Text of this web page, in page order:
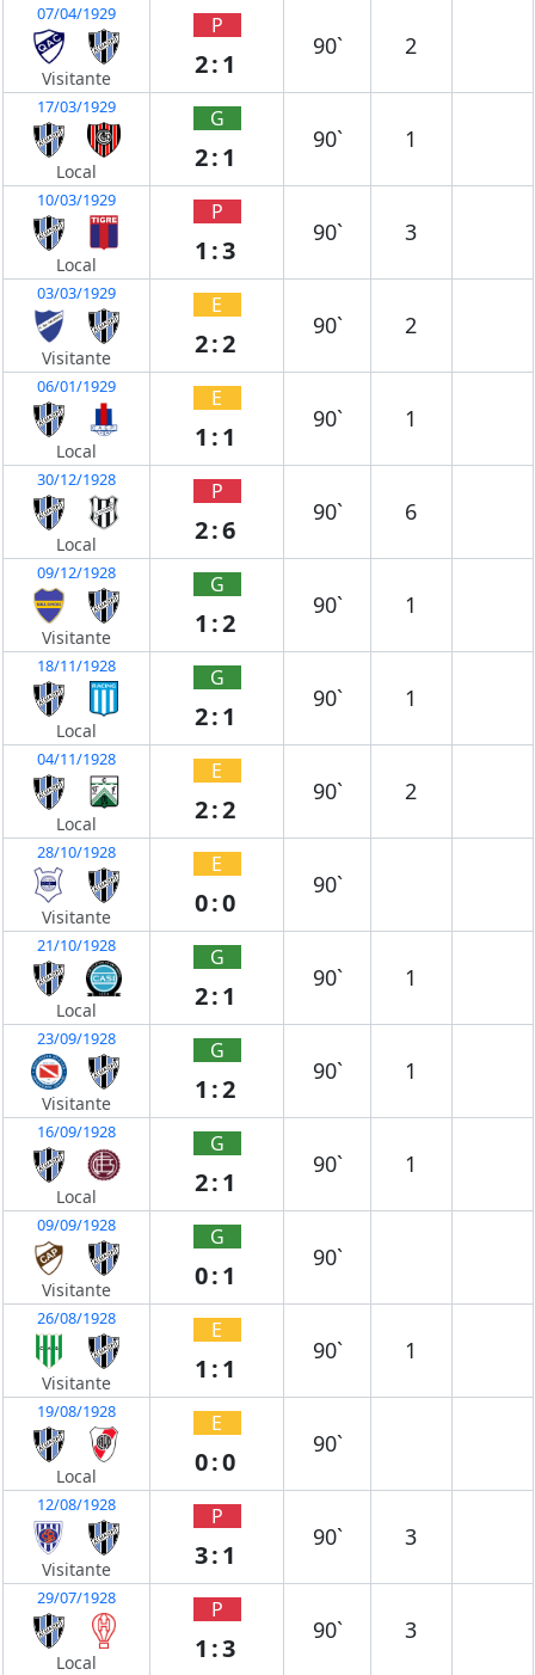
07/04/1929
Visitante
P
2:1
90` 2
17/03/1929
Local
G
2:1
90` 1
10/03/1929
Local
P
1:3
90` 3
03/03/1929
Visitante
E
2:2
90` 2
06/01/1929
Local
E
1:1
90` 1
30/12/1928
Local
P
2:6
90` 6
09/12/1928
Visitante
G
1:2
90` 1
18/11/1928
Local
G
2:1
90` 1
04/11/1928
Local
E
2:2
90` 2
28/10/1928
Visitante
E
0:0
90`
21/10/1928
Local
G
2:1
90` 1
23/09/1928
Visitante
G
1:2
90` 1
16/09/1928
Local
G
2:1
90` 1
09/09/1928
Visitante
G
0:1
90`
26/08/1928
Visitante
E
1:1
90` 1
19/08/1928
Local
E
0:0
90`
12/08/1928
Visitante
P
3:1
90` 3
29/07/1928
Local
P
1:3
90` 3